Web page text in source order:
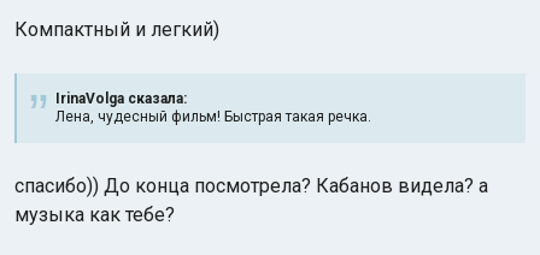
Компактный и легкий)
IrinaVolga сказалa:
Лена, чудесный фильм! Быстрая такая речка.
спасибо)) До конца посмотрела? Кабанов видела? а
музыка как тебе?